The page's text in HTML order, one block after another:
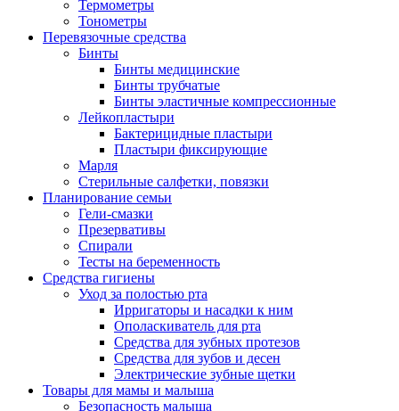
Термометры
Тонометры
Перевязочные средства
Бинты
Бинты медицинские
Бинты трубчатые
Бинты эластичные компрессионные
Лейкопластыри
Бактерицидные пластыри
Пластыри фиксирующие
Марля
Стерильные салфетки, повязки
Планирование семьи
Гели-смазки
Презервативы
Спирали
Тесты на беременность
Средства гигиены
Уход за полостью рта
Ирригаторы и насадки к ним
Ополаскиватель для рта
Средства для зубных протезов
Средства для зубов и десен
Электрические зубные щетки
Товары для мамы и малыша
Безопасность малыша